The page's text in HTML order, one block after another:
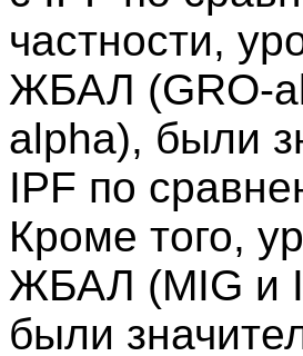
частности,
ЖБАЛ (GRO-
alpha), были
IPF по
Кроме того,
ЖБАЛ (MIG и
были